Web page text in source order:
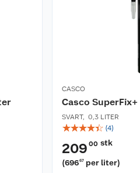
CASCO
Casco
SVART, 0,3 LITER
☆☆☆☆☆ (4)
209 00 stk
(69667 per liter)